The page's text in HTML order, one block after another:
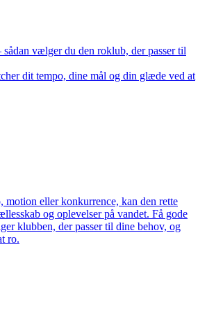
vælger du den roklub, der passer til
dit tempo, dine mål og din glæde ved at
motion eller konkurrence, kan den rette
og oplevelser på vandet. Få gode
klubben, der passer til dine behov, og
ro.